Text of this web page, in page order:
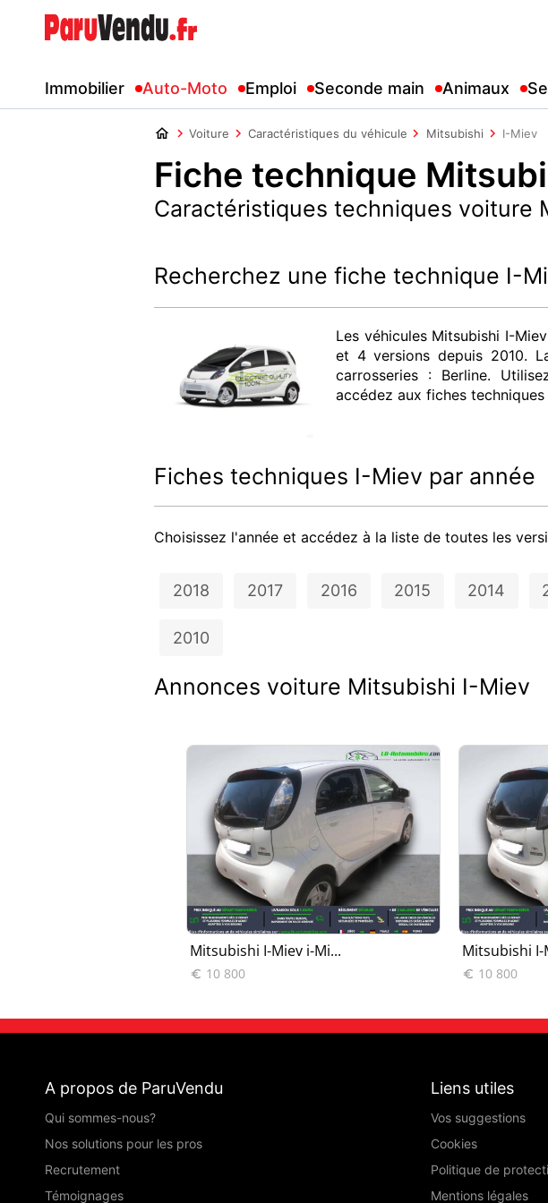
Immobilier Auto-Moto Emploi Seconde main Animaux
Voiture Caractéristiques du véhicule Mitsubishi I-Miev
Fiche technique
Caractéristiques techniques voiture
Recherchez une fiche technique I-
Les véhicules Mitsubishi I-
et 4 versions depuis 2010.
carrosseries : Berline.
accédez aux fiches
Fiches techniques I-Miev par année
Choisissez l'année et accédez à la liste de toutes les
2018 2017 2016 2015 2014
2010
Annonces voiture Mitsubishi I-Miev
Mitsubishi I-Miev i-Mi...
 10 800
Mitsubishi I-
 10 800
A propos de ParuVendu
Qui sommes-nous?
Nos solutions pour les pros
Recrutement
Témoignages
Liens utiles
Vos suggestions
Cookies
Politique de
Mentions légales